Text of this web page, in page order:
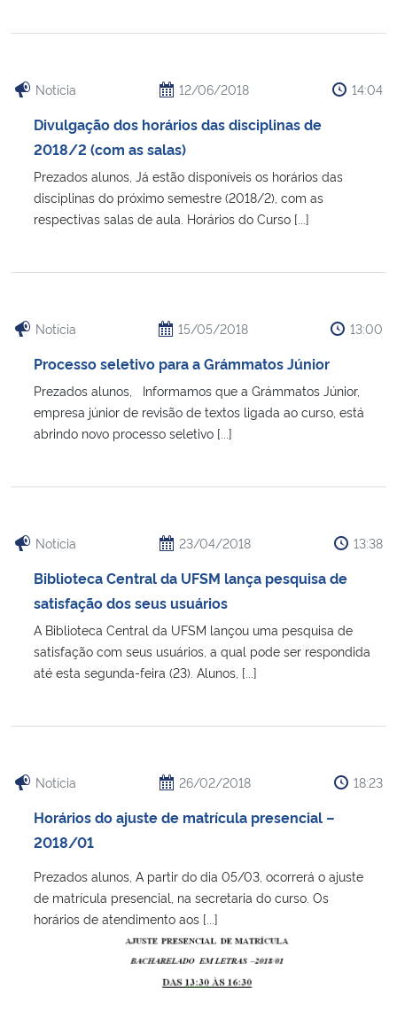
Notícia 12/06/2018 14:04
Divulgação dos horários das disciplinas de
2018/2 (com as salas)
Prezados alunos, Já estão disponíveis os horários das
disciplinas do próximo semestre (2018/2), com as
respectivas salas de aula. Horários do Curso [...]
Notícia 15/05/2018 13:00
Processo seletivo para a Grámmatos Júnior
Prezados alunos, Informamos que a Grámmatos Júnior,
empresa júnior de revisão de textos ligada ao curso, está
abrindo novo processo seletivo [...]
Notícia 23/04/2018 13:38
Biblioteca Central da UFSM lança pesquisa de
satisfação dos seus usuários
A Biblioteca Central da UFSM lançou uma pesquisa de
satisfação com seus usuários, a qual pode ser respondida
até esta segunda-feira (23). Alunos, [...]
Notícia 26/02/2018 18:23
Horários do ajuste de matrícula presencial –
2018/01
Prezados alunos, A partir do dia 05/03, ocorrerá o ajuste
de matrícula presencial, na secretaria do curso. Os
horários de atendimento aos [...]